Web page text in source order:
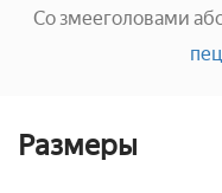
Со змееголовами
Размеры